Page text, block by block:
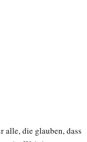
alle, die glauben, dass